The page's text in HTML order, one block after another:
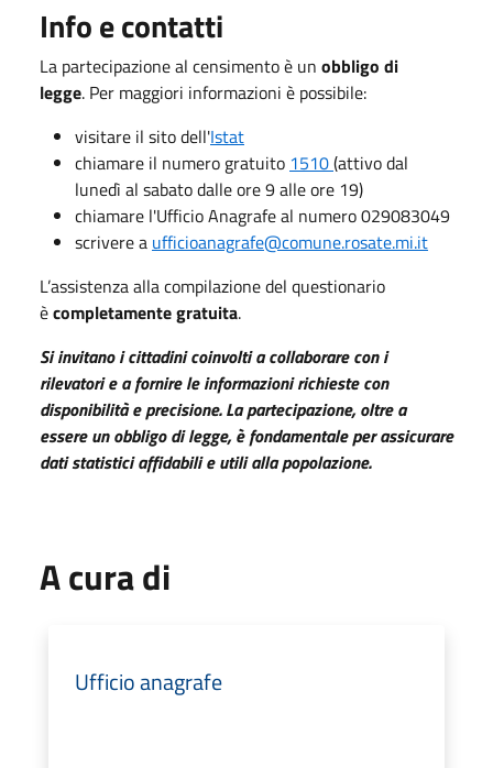
Info e contatti
La partecipazione al censimento è un obbligo di
legge. Per maggiori informazioni è possibile:
visitare il sito dell'Istat
chiamare il numero gratuito 1510(attivo dal
lunedì al sabato dalle ore 9 alle ore 19)
chiamare l'Ufficio Anagrafe al numero 029083049
scrivere a ufficioanagrafe@comune.rosate.mi.it
L’assistenza alla compilazione del questionario
ècompletamente gratuita.
Si invitano i cittadini coinvolti a collaborare con i
rilevatori e a fornire le informazioni richieste con
disponibilità e precisione. La partecipazione, oltre a
essere un obbligo di legge, è fondamentale per assicurare
dati statistici affidabili e utili alla popolazione.
A cura di
Ufficio anagrafe